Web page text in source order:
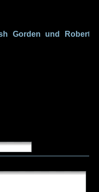
Gorden und Robert